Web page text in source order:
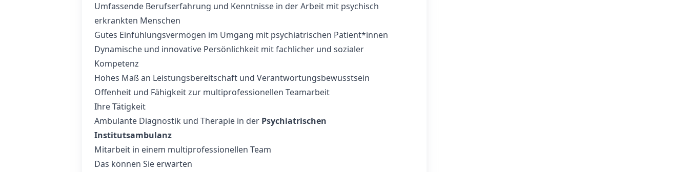
Umfassende Berufserfahrung und Kenntnisse in der Arbeit mit psychisch
erkrankten Menschen
Gutes Einfühlungsvermögen im Umgang mit psychiatrischen Patient*innen
Dynamische und innovative Persönlichkeit mit fachlicher und sozialer
Kompetenz
Hohes Maß an Leistungsbereitschaft und Verantwortungsbewusstsein
Offenheit und Fähigkeit zur multiprofessionellen Teamarbeit
Ihre Tätigkeit
Ambulante Diagnostik und Therapie in der Psychiatrischen
Institutsambulanz
Mitarbeit in einem multiprofessionellen Team
Das können Sie erwarten